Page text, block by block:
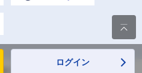
Inc. All rights reserved.

ログイン